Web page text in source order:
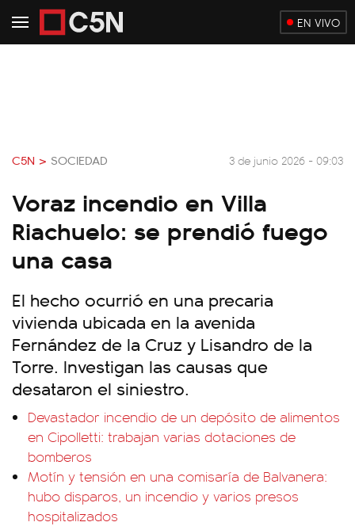
EN VIVO
C5N > SOCIEDAD 3 de junio 2026 - 09:03
Voraz incendio en Villa
Riachuelo: se prendió fuego
una casa
El hecho ocurrió en una precaria
vivienda ubicada en la avenida
Fernández de la Cruz y Lisandro de la
Torre. Investigan las causas que
desataron el siniestro.
Devastador incendio de un depósito de alimentos
en Cipolletti: trabajan varias dotaciones de
bomberos
Motín y tensión en una comisaría de Balvanera:
hubo disparos, un incendio y varios presos
hospitalizados